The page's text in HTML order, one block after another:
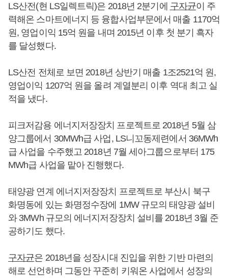
LS산전(현 LS일렉트릭)은 2018년 2분기에 구자균이 주
력해온 스마트에너지 등 융합사업부문에서 매출 1170억
원, 영업이익 15억 원을 내며 2015년 이후 첫 분기 흑자
를 달성했다.
LS산전 전체로 보면 2018년 상반기 매출 1조2521억 원,
영업이익 1207억 원을 올려 계열분리 이후 역대 최고 실
적을 냈다.
피크저감용 에너지저장장치 프로젝트로 2018년 5월 삼
양그룹에서 30MWh급 사업, LS니꼬동제련에서 36MWh
급 사업을 수주했고 2018년 7월 세아그룹으로부터 175
MWh급 사업을 맡아 진행했다.
태양광 연계 에너지저장장치 프로젝트로 부산시 북구
화명동에 있는 화명정수장에 1MW 규모의 태양광 설비
와 3MWh 규모의 에너지저장장치 설비를 2018년 3월 준
공하기도 했다.
구자균은 2018년을 성장시대 진입을 위한 기반 마련의
해로 선언하며 그동안 꾸준히 키워온 사업에서 성장의